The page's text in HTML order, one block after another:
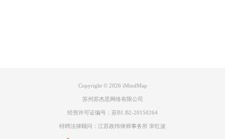
用“图像&图标库”自定义项目，甚至还可以上传自己的图像&图标。
Copyright © 2026 iMindMap
苏州苏杰思网络有限公司
经营许可证编号：苏B1.B2-20150264
特聘法律顾问：江苏政纬律师事务所 宋红波